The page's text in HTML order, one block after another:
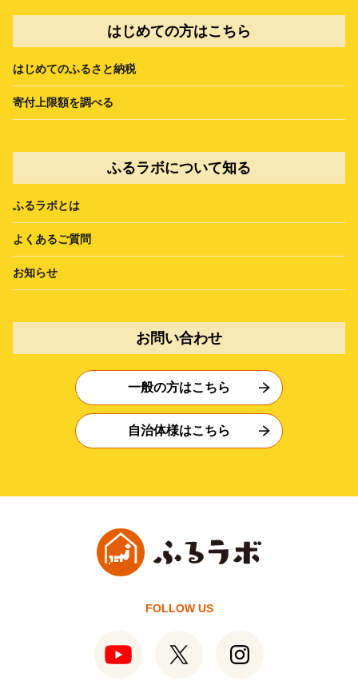
はじめての方はこちら
はじめてのふるさと納税
寄付上限額を調べる
ふるラボについて知る
ふるラボとは
よくあるご質問
お知らせ
お問い合わせ
一般の方はこちら
自治体様はこちら
FOLLOW US